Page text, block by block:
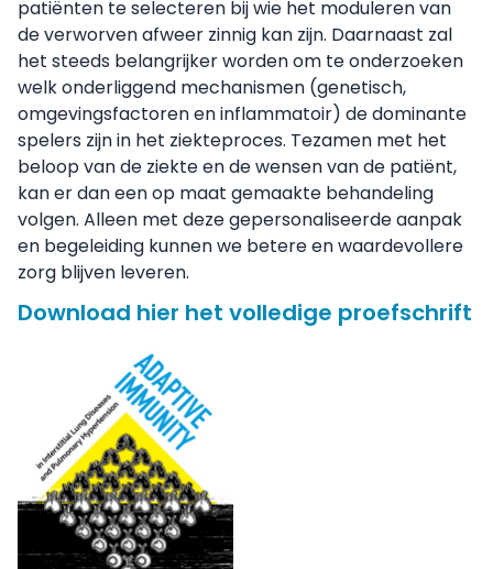
patiënten te selecteren bij wie het moduleren van
de verworven afweer zinnig kan zijn. Daarnaast zal
het steeds belangrijker worden om te onderzoeken
welk onderliggend mechanismen (genetisch,
omgevingsfactoren en inflammatoir) de dominante
spelers zijn in het ziekteproces. Tezamen met het
beloop van de ziekte en de wensen van de patiënt,
kan er dan een op maat gemaakte behandeling
volgen. Alleen met deze gepersonaliseerde aanpak
en begeleiding kunnen we betere en waardevollere
zorg blijven leveren.
Download hier het volledige proefschrift